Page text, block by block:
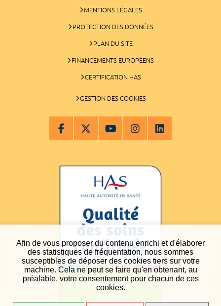
Afin de vous proposer du contenu enrichi et d'élaborer
des statistiques de fréquentation, nous sommes
susceptibles de déposer des cookies tiers sur votre
machine. Cela ne peut se faire qu'en obtenant, au
préalable, votre consentement pour chacun de ces
cookies.
MENTIONS LÉGALES
PROTECTION DES DONNÉES
PLAN DU SITE
FINANCEMENTS EUROPÉENS
CERTIFICATION HAS
GESTION DES COOKIES